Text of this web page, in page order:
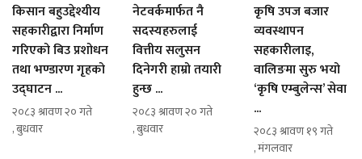
किसान बहुउद्देश्यीय
सहकारीद्वारा निर्माण
गरिएको बिउ प्रशोधन
तथा भण्डारण गृहको
उद्घाटन ...
२०८३ श्रावण २० गते
, बुधवार
नेटवर्कमार्फत नै
सदस्यहरुलाई
वित्तीय सलुसन
दिनेगरी हाम्रो तयारी
हुन्छ ...
२०८३ श्रावण २० गते
, बुधवार
कृषि उपज बजार
व्यवस्थापन
सहकारीलाइ,
वालिङमा सुरु भयो
‘कृषि एम्बुलेन्स’ सेवा
...
२०८३ श्रावण १९ गते
, मंगलवार